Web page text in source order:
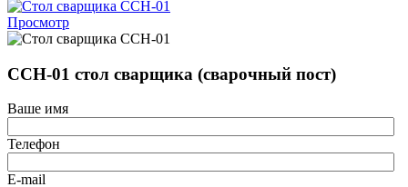
Просмотр
ССН-01 стол сварщика (сварочный пост)
Ваше имя
Телефон
E-mail